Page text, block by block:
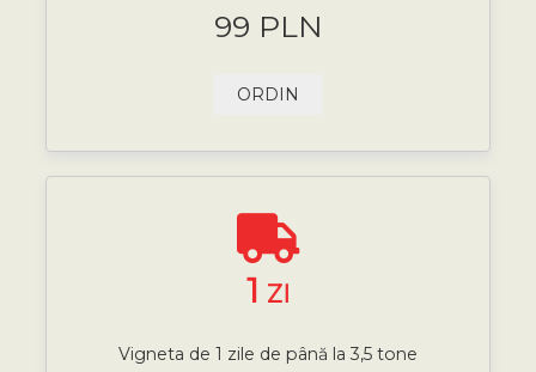
99 PLN
ORDIN
1 ZI
Vigneta de 1 zile de până la 3,5 tone